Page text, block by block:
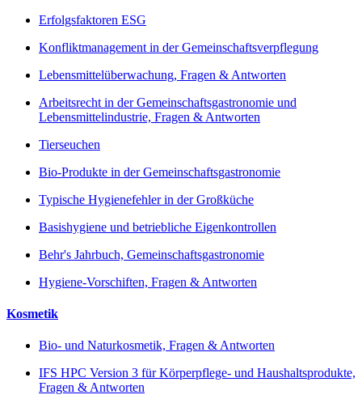
Erfolgsfaktoren ESG
Konfliktmanagement in der Gemeinschaftsverpflegung
Lebensmittelüberwachung, Fragen & Antworten
Arbeitsrecht in der Gemeinschaftsgastronomie und
Lebensmittelindustrie, Fragen & Antworten
Tierseuchen
Bio-Produkte in der Gemeinschaftsgastronomie
Typische Hygienefehler in der Großküche
Basishygiene und betriebliche Eigenkontrollen
Behr's Jahrbuch, Gemeinschaftsgastronomie
Hygiene-Vorschiften, Fragen & Antworten
Kosmetik
Bio- und Naturkosmetik, Fragen & Antworten
IFS HPC Version 3 für Körperpflege- und Haushaltsprodukte,
Fragen & Antworten